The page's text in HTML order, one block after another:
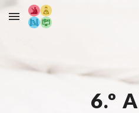
Skip to main content
6.º